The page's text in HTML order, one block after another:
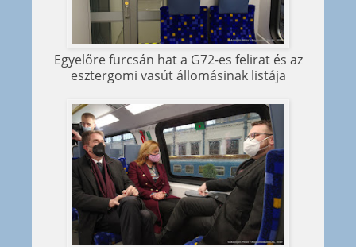
Egyelőre furcsán hat a G72-es felirat és az
esztergomi vasút állomásinak listája